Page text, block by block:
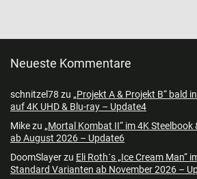
Neueste Kommentare
schnitzel78 zu „Projekt A & Projekt B“ bald
auf 4K UHD & Blu-ray – Update4
Mikezu „Mortal Kombat II“ im 4K
ab August 2026 – Update6
DoomSlayerzu Eli Roth´s „Ice Cream Man“
Standard Varianten ab November 2026 –